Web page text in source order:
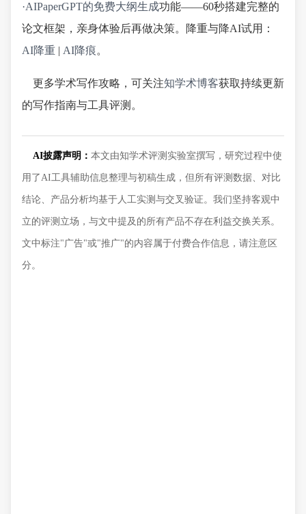
·AIPaperGPT的免费大纲生成功能——60秒搭建完整的
论文框架，亲身体验后再做决策。降重与降AI试用：
AI降重 | AI降痕。
更多学术写作攻略，可关注知学术博客获取持续更新
的写作指南与工具评测。
AI披露声明： 本文由知学术评测实验室撰写，研究过程中使
用了AI工具辅助信息整理与初稿生成，但所有评测数据、对比
结论、产品分析均基于人工实测与交叉验证。我们坚持客观中
立的评测立场，与文中提及的所有产品不存在利益交换关系。
文中标注"广告"或"推广"的内容属于付费合作信息，请注意区
分。